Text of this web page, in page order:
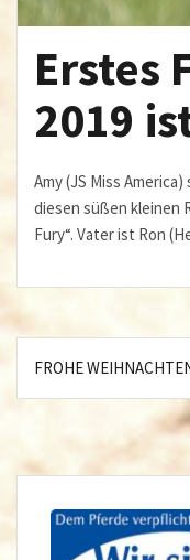
Erstes
2019
Amy (JS Miss
diesen süßen kleinen
Fury“. Vater ist Ron
FROHE